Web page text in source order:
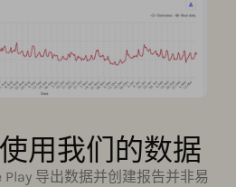
用我们的数据
Play 导出数据并创建报告并非易